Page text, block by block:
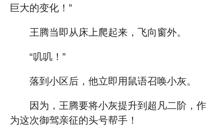
巨大的变化！”
王腾当即从床上爬起来，飞向窗外。
“叽叽！”
落到小区后，他立即用鼠语召唤小灰。
因为，王腾要将小灰提升到超凡二阶，作
为这次御驾亲征的头号帮手！